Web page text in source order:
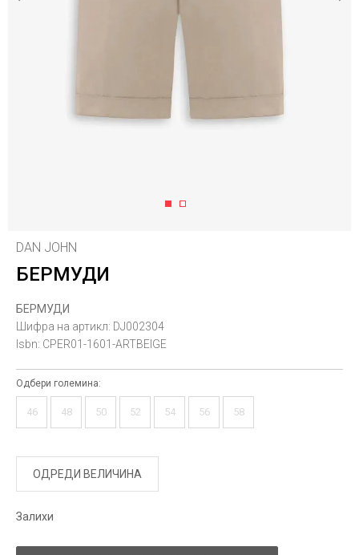
1 2
DAN JOHN
БЕРМУДИ
БЕРМУДИ
Шифра на артикл: DJ002304
Isbn: CPER01-1601-ARTBEIGE
Одбери големина:
46 48 50 52 54 56 58
ОДРЕДИ ВЕЛИЧИНА
Залихи